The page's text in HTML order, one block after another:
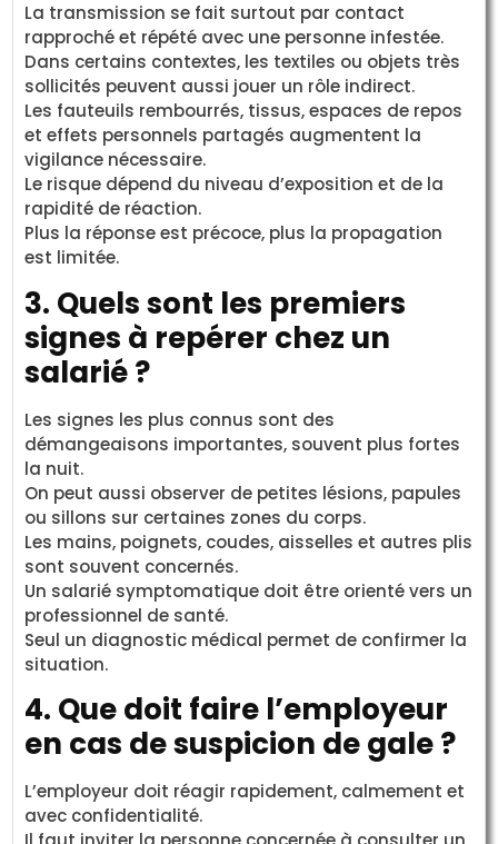
La transmission se fait surtout par contact
rapproché et répété avec une personne infestée.
Dans certains contextes, les textiles ou objets très
sollicités peuvent aussi jouer un rôle indirect.
Les fauteuils rembourrés, tissus, espaces de repos
et effets personnels partagés augmentent la
vigilance nécessaire.
Le risque dépend du niveau d’exposition et de la
rapidité de réaction.
Plus la réponse est précoce, plus la propagation
est limitée.
3. Quels sont les premiers
signes à repérer chez un
salarié ?
Les signes les plus connus sont des
démangeaisons importantes, souvent plus fortes
la nuit.
On peut aussi observer de petites lésions, papules
ou sillons sur certaines zones du corps.
Les mains, poignets, coudes, aisselles et autres plis
sont souvent concernés.
Un salarié symptomatique doit être orienté vers un
professionnel de santé.
Seul un diagnostic médical permet de confirmer la
situation.
4. Que doit faire l’employeur
en cas de suspicion de gale ?
L’employeur doit réagir rapidement, calmement et
avec confidentialité.